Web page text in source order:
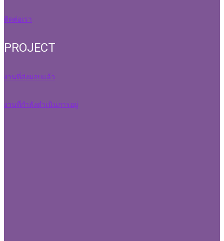
ติดต่อเรา
PROJECT
งานที่ส่งมอบแล้ว
งานที่กำลังดำเนินการอยู่